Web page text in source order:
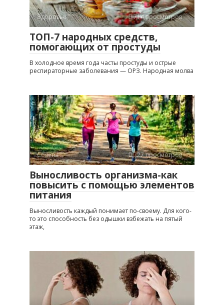
Здоровье 714 просмотров
ТОП-7 народных средств,
помогающих от простуды
В холодное время года часты простуды и острые
респираторные заболевания — ОРЗ. Народная молва
Советы 727 просмотров
Выносливость организма-как
повысить с помощью элементов
питания
Выносливость каждый понимает по-своему. Для кого-
то это способность без одышки взбежать на пятый
этаж,